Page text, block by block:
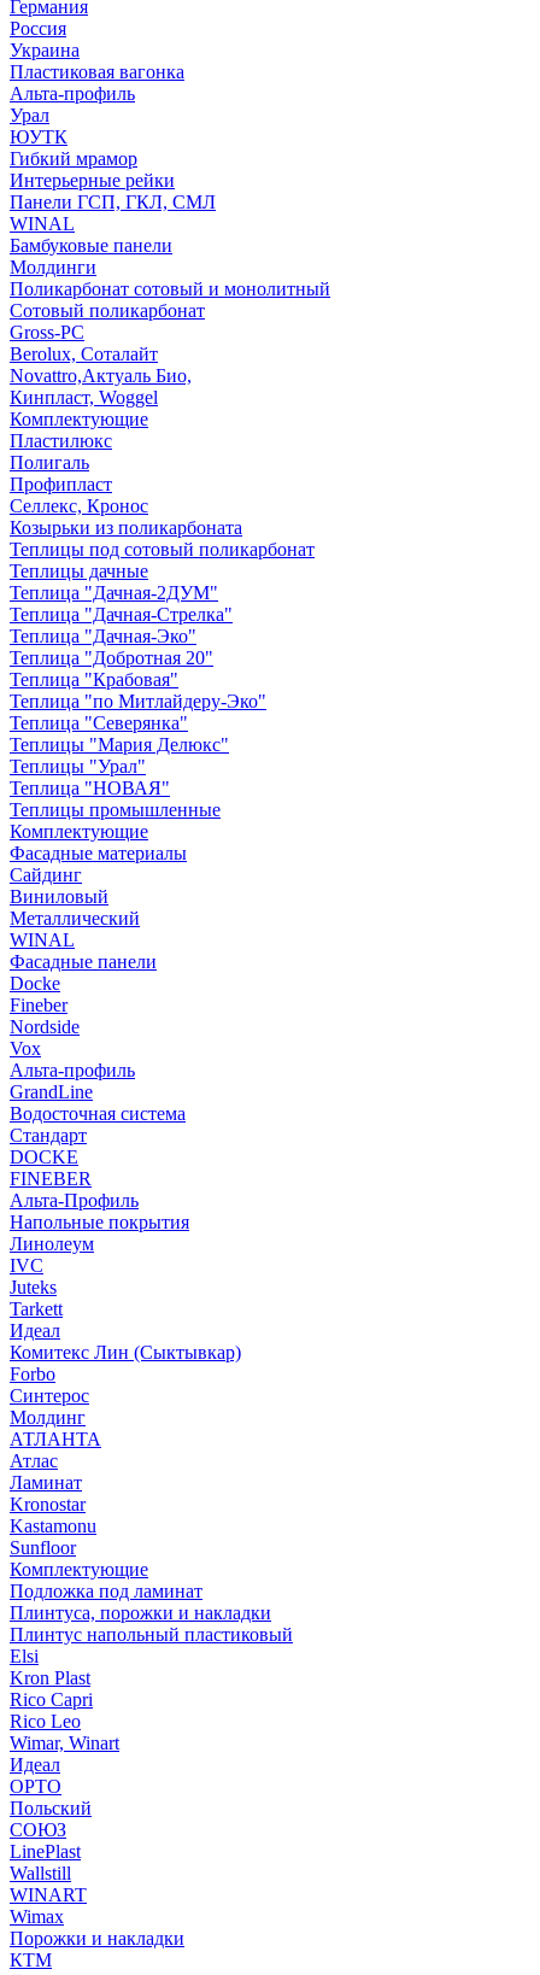
Германия
Россия
Украина
Пластиковая вагонка
Альта-профиль
Урал
ЮУТК
Гибкий мрамор
Интерьерные рейки
Панели ГСП, ГКЛ, СМЛ
WINAL
Бамбуковые панели
Молдинги
Поликарбонат сотовый и монолитный
Сотовый поликарбонат
Gross-PC
Berolux, Соталайт
Novattro,Актуаль Био,
Кинпласт, Woggel
Комплектующие
Пластилюкс
Полигаль
Профипласт
Селлекс, Кронос
Козырьки из поликарбоната
Теплицы под сотовый поликарбонат
Теплицы дачные
Теплица "Дачная-2ДУМ"
Теплица "Дачная-Стрелка"
Теплица "Дачная-Эко"
Теплица "Добротная 20"
Теплица "Крабовая"
Теплица "по Митлайдеру-Эко"
Теплица "Северянка"
Теплицы "Мария Делюкс"
Теплицы "Урал"
Теплица "НОВАЯ"
Теплицы промышленные
Комплектующие
Фасадные материалы
Сайдинг
Виниловый
Металлический
WINAL
Фасадные панели
Docke
Fineber
Nordside
Vox
Альта-профиль
GrandLine
Водосточная система
Стандарт
DOCKE
FINEBER
Альта-Профиль
Напольные покрытия
Линолеум
IVC
Juteks
Tarkett
Идеал
Комитекс Лин (Сыктывкар)
Forbo
Синтерос
Молдинг
АТЛАНТА
Атлас
Ламинат
Kronostar
Kastamonu
Sunfloor
Комплектующие
Подложка под ламинат
Плинтуса, порожки и накладки
Плинтус напольный пластиковый
Elsi
Kron Plast
Rico Capri
Rico Leo
Wimar, Winart
Идеал
ОРТО
Польский
СОЮЗ
LinePlast
Wallstill
WINART
Wimax
Порожки и накладки
КТМ